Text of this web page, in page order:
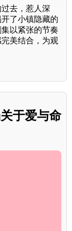
去，惹人深
了小镇隐藏的
以紧张的节奏
美结合，为观
于爱与命